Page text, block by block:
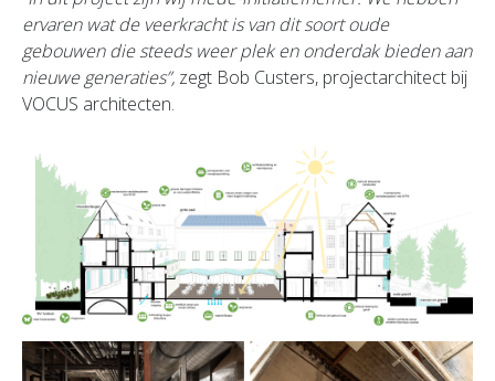
ervaren wat de veerkracht is van dit soort oude
gebouwen die steeds weer plek en onderdak bieden aan
nieuwe generaties”, zegt Bob Custers, projectarchitect bij
VOCUS architecten.